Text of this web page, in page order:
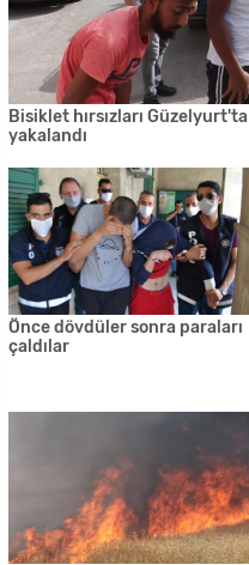
Bisiklet hırsızları Güzelyurt'ta
yakalandı
Önce dövdüler sonra paraları
çaldılar